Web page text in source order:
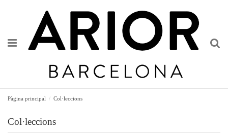
Pàgina principal Col·leccions
Col·leccions